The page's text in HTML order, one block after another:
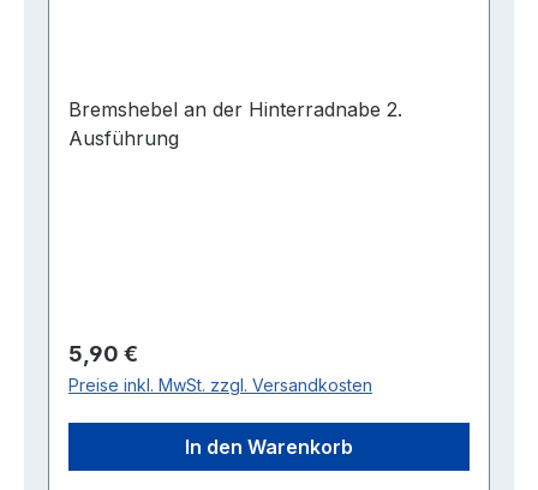
Bremshebel an der Hinterradnabe 2.
Ausführung
Regulärer Preis:
5,90 €
Preise inkl. MwSt. zzgl. Versandkosten
In den Warenkorb